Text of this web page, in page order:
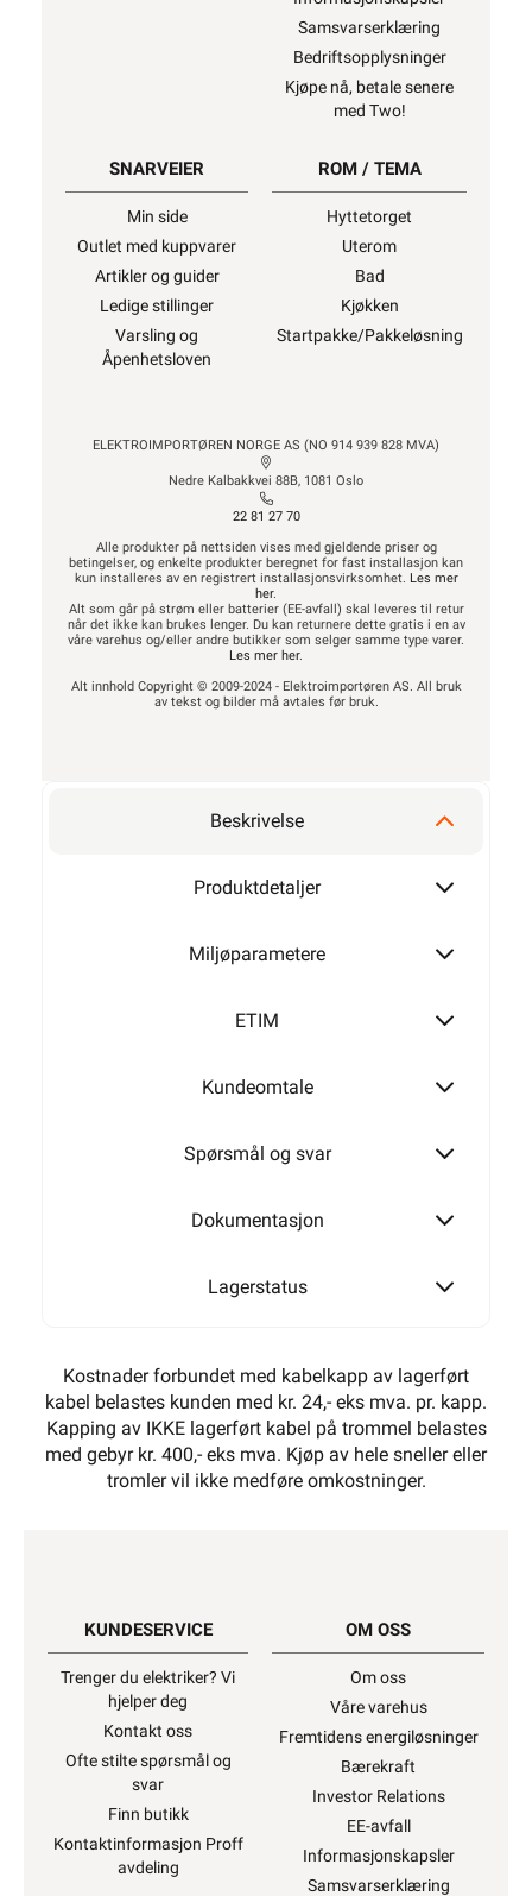
Samsvarserklæring
Bedriftsopplysninger
Kjøpe nå, betale senere
med Two!
SNARVEIER
Min side
Outlet med kuppvarer
Artikler og guider
Ledige stillinger
Varsling og
Åpenhetsloven
ROM / TEMA
Hyttetorget
Uterom
Bad
Kjøkken
Startpakke/Pakkeløsning
ELEKTROIMPORTØREN NORGE AS (NO 914 939 828 MVA)
Nedre Kalbakkvei 88B, 1081 Oslo
22 81 27 70
Alle produkter på nettsiden vises med gjeldende priser og
betingelser, og enkelte produkter beregnet for fast installasjon kan
kun installeres av en registrert installasjonsvirksomhet. Les mer
her.
Alt som går på strøm eller batterier (EE-avfall) skal leveres til retur
når det ikke kan brukes lenger. Du kan returnere dette gratis i en av
våre varehus og/eller andre butikker som selger samme type varer.
Les mer her.
Alt innhold Copyright © 2009-2024 - Elektroimportøren AS. All bruk
av tekst og bilder må avtales før bruk.
Beskrivelse
Produktdetaljer
Miljøparametere
ETIM
Kundeomtale
Spørsmål og svar
Dokumentasjon
Lagerstatus
Kostnader forbundet med kabelkapp av lagerført
kabel belastes kunden med kr. 24,- eks mva. pr. kapp.
Kapping av IKKE lagerført kabel på trommel belastes
med gebyr kr. 400,- eks mva. Kjøp av hele sneller eller
tromler vil ikke medføre omkostninger.
KUNDESERVICE
Trenger du elektriker? Vi
hjelper deg
Kontakt oss
Ofte stilte spørsmål og
svar
Finn butikk
Kontaktinformasjon Proff
avdeling
OM OSS
Om oss
Våre varehus
Fremtidens energiløsninger
Bærekraft
Investor Relations
EE-avfall
Informasjonskapsler
Samsvarserklæring